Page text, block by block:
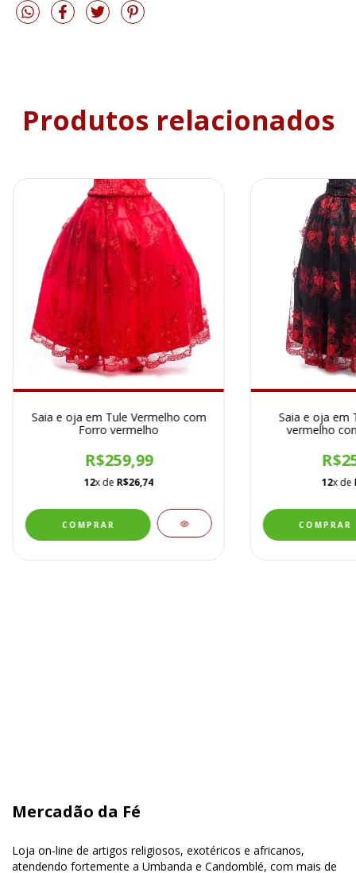
Produtos relacionados
Saia e oja em Tule Vermelho com
Forro vermelho
R$259,99
12x de R$26,74
Saia e oja em
vermelho
12x de
Mercadão da Fé
Loja on-line de artigos religiosos, exotéricos e africanos,
atendendo fortemente a Umbanda e Candomblé, com mais de